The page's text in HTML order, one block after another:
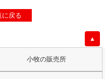
に戻る
▲
小牧の販売所